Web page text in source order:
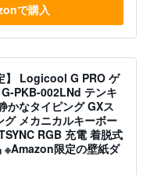
で購入
】 Logicool G PRO ゲ
PKB-002LNd テンキ
かなタイピング GXス
グ メカニカルキーボー
RGB 充電 着脱式
※Amazon限定の壁紙ダ